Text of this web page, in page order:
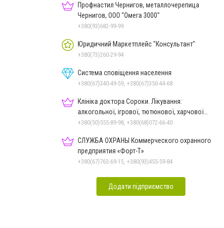
Профнастил Чернигов, металлочерепица
Чернигов, ООО "Омега 3000"
+380(93)682-99-99
Юридичний Маркетплейс "Консультант"
+380(73)260-29-94
Система сповіщення населення
+380(67)340-49-59, +380(67)350-44-68
Клініка доктора Сороки. Лікування:
алкогольної, ігрової, тютюнової, харчової
залежностей, неврозів т
+380(50)555-89-98, +380(68)072-66-40
СЛУЖБА ОХРАНЫ Коммерческого охранного
предприятия «Форт-Т»
+380(67)763-69-15, +380(93)455-59-84
Додати підприємство